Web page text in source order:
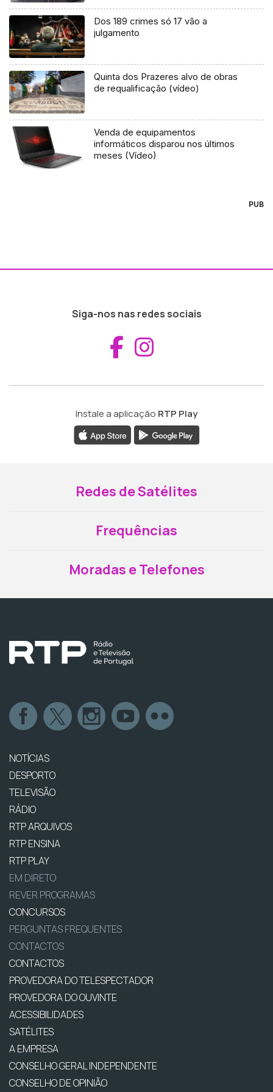
Dos 189 crimes só 17 vão a
julgamento
Quinta dos Prazeres alvo de obras
de requalificação (vídeo)
Venda de equipamentos
informáticos disparou nos últimos
meses (Vídeo)
PUB
Siga-nos nas redes sociais
Aceder ao
Instale a aplicação RTP Play
Redes de Satélites
Frequências
Moradas e Telefones
NOTÍCIAS
DESPORTO
TELEVISÃO
RÁDIO
RTP ARQUIVOS
RTP ENSINA
RTP PLAY
EM DIRETO
REVER PROGRAMAS
CONCURSOS
PERGUNTAS FREQUENTES
CONTACTOS
CONTACTOS
PROVEDORA DO TELESPECTADOR
PROVEDORA DO OUVINTE
ACESSIBILIDADES
SATÉLITES
A EMPRESA
CONSELHO GERAL INDEPENDENTE
CONSELHO DE OPINIÃO